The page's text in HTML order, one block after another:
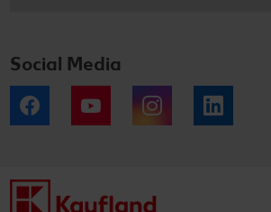
Social Media
Facebook YouTube Instagram